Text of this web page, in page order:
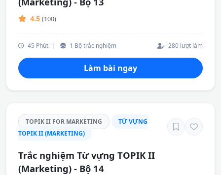
4.5 (100)
45 Phút | 1 Bộ trắc nghiệm 280 lượt làm
Làm bài ngay
TOPIK II FOR MARKETING
TỪ VỰNG
TOPIK II (MARKETING)
Trắc nghiệm Từ vựng TOPIK II
(Marketing) - Bộ 14